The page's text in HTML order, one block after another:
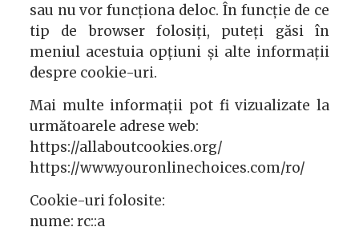
sau nu vor funcționa deloc. În funcție de ce
tip de browser folosiți, puteți găsi în
meniul acestuia opțiuni și alte informații
despre cookie-uri.
Mai multe informații pot fi vizualizate la
următoarele adrese web:
https://allaboutcookies.org/
https://www.youronlinechoices.com/ro/
Cookie-uri folosite:
nume: rc::a